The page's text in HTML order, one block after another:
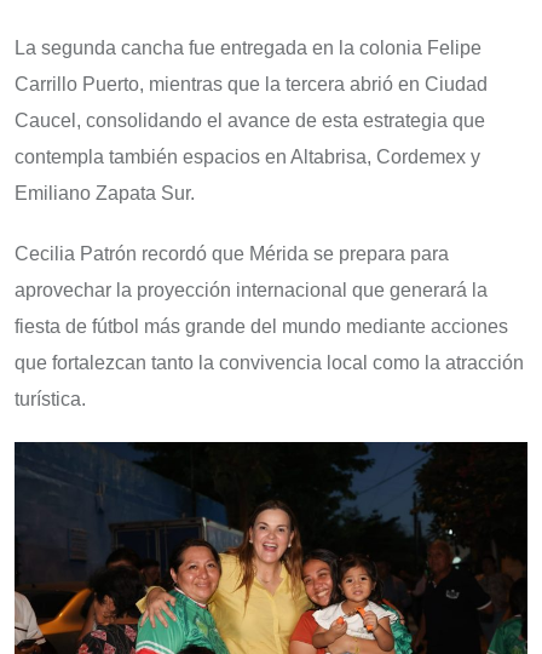
La segunda cancha fue entregada en la colonia Felipe
Carrillo Puerto, mientras que la tercera abrió en Ciudad
Caucel, consolidando el avance de esta estrategia que
contempla también espacios en Altabrisa, Cordemex y
Emiliano Zapata Sur.
Cecilia Patrón recordó que Mérida se prepara para
aprovechar la proyección internacional que generará la
fiesta de fútbol más grande del mundo mediante acciones
que fortalezcan tanto la convivencia local como la atracción
turística.